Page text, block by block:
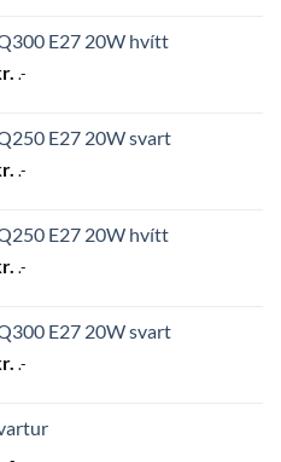
17.150 kr..
E27 20W hvítt
Current
9.030 kr..
.-
E27 20W svart
Current
7.630 kr..
.-
E27 20W hvítt
Current
7.630 kr..
.-
E27 20W svart
Current
9.030 kr..
.-